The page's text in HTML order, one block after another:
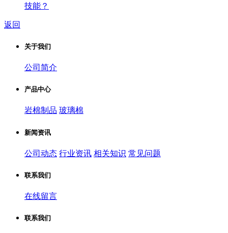
技能？
返回
关于我们
公司简介
产品中心
岩棉制品 玻璃棉
新闻资讯
公司动态 行业资讯 相关知识 常见问题
联系我们
在线留言
联系我们